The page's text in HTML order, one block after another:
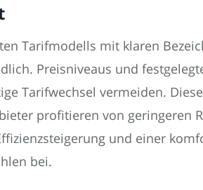
Tarifmodells mit klaren
Preisniveaus und
Tarifwechsel vermeiden.
profitieren von geringeren
und einer
bei.